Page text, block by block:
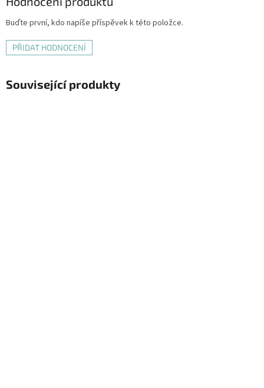
Buďte první, kdo napíše příspěvek k této položce.
PŘIDAT HODNOCENÍ
Související produkty